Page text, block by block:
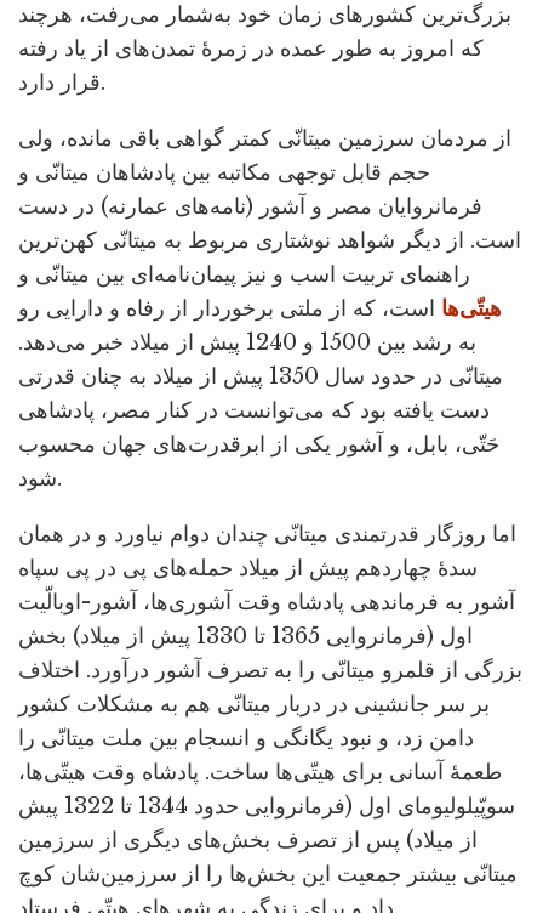
بزرگ‌ترین کشورهای زمان خود به‌شمار می‌رفت، هرچند
که امروز به طور عمده در زمرۀ تمدن‌های از یاد رفته
قرار دارد.
از مردمان سرزمین میتانّی کمتر گواهی باقی مانده، ولی
حجم قابل توجهی مکاتبه بین پادشاهان میتانّی و
فرمانروایان مصر و آشور (نامه‌های عمارنه) در دست
است. از دیگر شواهد نوشتاری مربوط به میتانّی کهن‌ترین
راهنمای تربیت اسب و نیز پیمان‌نامه‌ای بین میتانّی و
هیتّی‌ها است، که از ملتی برخوردار از رفاه و دارایی رو
به رشد بین 1500 و 1240 پیش از میلاد خبر می‌دهد.
میتانّی در حدود سال 1350 پیش از میلاد به چنان قدرتی
دست یافته بود که می‌توانست در کنار مصر، پادشاهی
حَتّی، بابل، و آشور یکی از ابرقدرت‌های جهان محسوب
شود.
اما روزگار قدرتمندی میتانّی چندان دوام نیاورد و در همان
سدۀ چهاردهم پیش از میلاد حمله‌های پی در پی سپاه
آشور به فرماندهی پادشاه وقت آشوری‌ها، آشور-اوبالّیت
اول (فرمانروایی 1365 تا 1330 پیش از میلاد) بخش
بزرگی از قلمرو میتانّی را به تصرف آشور درآورد. اختلاف
بر سر جانشینی در دربار میتانّی هم به مشکلات کشور
دامن زد، و نبود یگانگی و انسجام بین ملت میتانّی را
طعمۀ آسانی برای هیتّی‌ها ساخت. پادشاه وقت هیتّی‌ها،
سوپّیلولیومای اول (فرمانروایی حدود 1344 تا 1322 پیش
از میلاد) پس از تصرف بخش‌های دیگری از سرزمین
میتانّی بیشتر جمعیت این بخش‌ها را از سرزمین‌شان کوچ